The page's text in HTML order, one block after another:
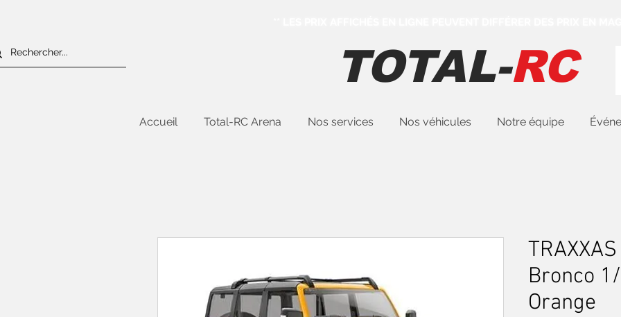
TOTAL-RC
Accueil Total-RC Arena Nos services Nos véhicules Notre équipe
Bronco
Orange